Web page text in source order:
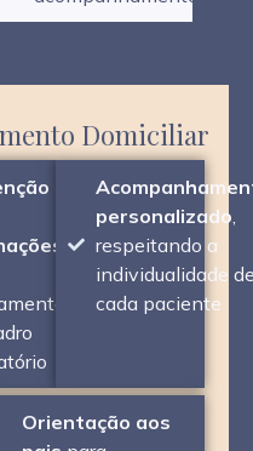
Domiciliar
personalizado,
respeitando a
individualidade
cada paciente
Orientação aos